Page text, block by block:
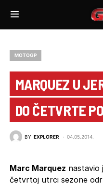
MOTOGP
MARQUEZ U
DO ČETVRTE
BY EXPLORER 04.05.2014.
Marc Marquez nastavio
četvrtoj utrci sezone